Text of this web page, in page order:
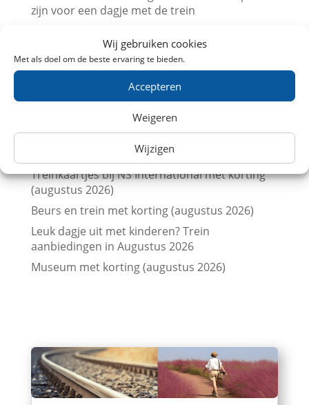
Wij gebruiken cookies
Met als doel om de beste ervaring te bieden.
Accepteren
Weigeren
Wijzigen
zijn voor een dagje met de trein
Brabantsedag Heeze 2026
Trein naar de Brabantsedag in Heeze met
Vergelijk treinkaartjes naar Londen met
Vergelijk treinkaartjes naar Parijs met
Treinkaartjes bij NS International met korting
(augustus 2026)
Beurs en trein met korting (augustus 2026)
Leuk dagje uit met kinderen? Trein
aanbiedingen in Augustus 2026
Museum met korting (augustus 2026)